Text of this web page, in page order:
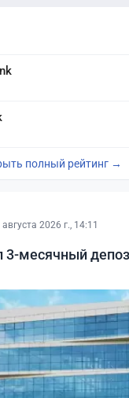
полный рейтинг →
августа 2026 г., 14:11
3-месячный